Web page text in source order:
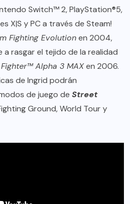
Switch™ 2, PlayStation®5,
X|S y PC a través de Steam!
Fighting Evolutionen 2004,
a rasgar el tejido de la realidad
Alpha 3 MAXen 2006.
de Ingrid podrán
de juego de Street
Ground, World Tour y